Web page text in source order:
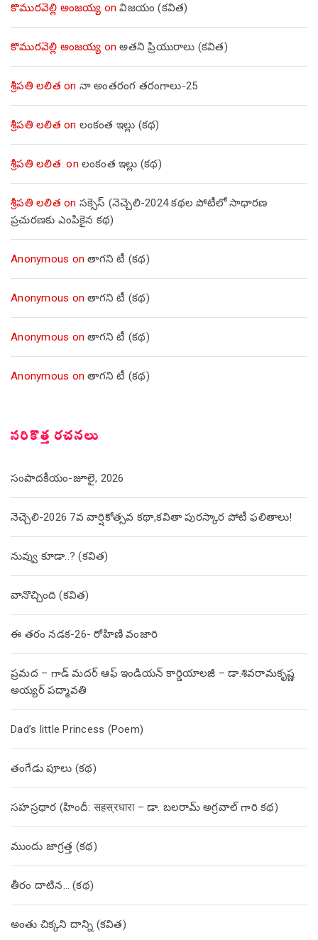
కొమురవెల్లి అంజయ్య onవిజయం (కవిత)
కొమురవెల్లి అంజయ్య onఅతని ప్రియురాలు (కవిత)
శ్రీపతి లలిత on నా అంతరంగ తరంగాలు-25
శ్రీపతి లలిత on లంకంత ఇల్లు (కథ)
శ్రీపతి లలిత. on లంకంత ఇల్లు (కథ)
శ్రీపతి లలిత on సక్సెస్ (నెచ్చెలి-2024 కథల పోటీలో సాధారణ
ప్రచురణకు ఎంపికైన కథ)
Anonymous onతాగని టీ (కథ)
Anonymous onతాగని టీ (కథ)
Anonymous onతాగని టీ (కథ)
Anonymous onతాగని టీ (కథ)
సరికొత్త రచనలు
సంపాదకీయం-జూలై, 2026
నెచ్చెలి-2026 7వ వార్షికోత్సవ కథా,కవితా పురస్కార పోటీ ఫలితాలు!
నువ్వు కూడా..? (కవిత)
వానొచ్చింది (కవిత)
ఈ తరం నడక-26- రోహిణి వంజారి
ప్రమద – గాడ్ మదర్ ఆఫ్ ఇండియన్ కార్డియాలజీ – డా.శివరామకృష్ణ
అయ్యర్ పద్మావతి
Dad’s little Princess (Poem)
తంగేడు పూలు (క‌థ‌)
సహస్రధార (హిందీ: सहस्रधारा – డా. బలరామ్ అగ్రవాల్ గారి కథ)
ముందు జాగ్రత్త (క‌థ‌)
తీరం దాటిన… (క‌థ‌)
అంతు చిక్కని దాన్ని (కవిత)